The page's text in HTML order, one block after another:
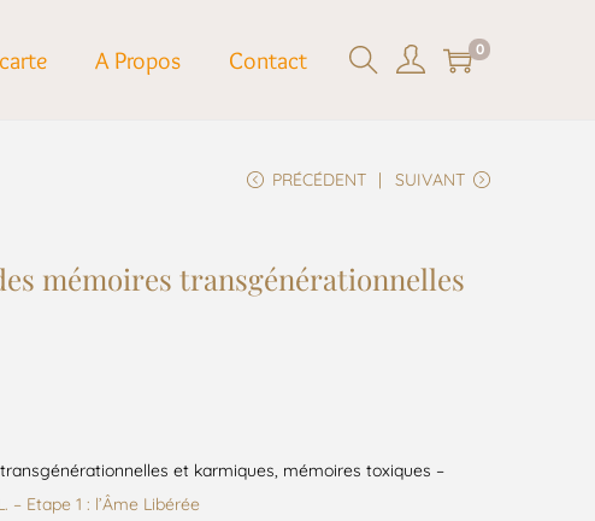
A Propos Contact 0
PRÉCÉDENT SUIVANT
mémoires transgénérationnelles
et karmiques, mémoires toxiques –
– Etape 1 : l’Âme Libérée